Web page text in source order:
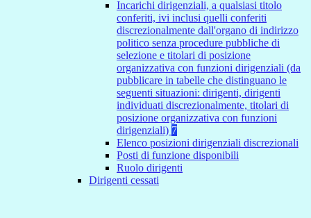
Incarichi dirigenziali, a qualsiasi titolo
conferiti, ivi inclusi quelli conferiti
discrezionalmente dall'organo di indirizzo
politico senza procedure pubbliche di
selezione e titolari di posizione
organizzativa con funzioni dirigenziali (da
pubblicare in tabelle che distinguano le
seguenti situazioni: dirigenti, dirigenti
individuati discrezionalmente, titolari di
posizione organizzativa con funzioni
dirigenziali) 7
Elenco posizioni dirigenziali discrezionali
Posti di funzione disponibili
Ruolo dirigenti
Dirigenti cessati